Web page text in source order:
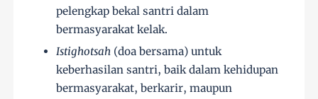
pelengkap bekal santri dalam
bermasyarakat kelak.
Istighotsah (doa bersama) untuk
keberhasilan santri, baik dalam kehidupan
bermasyarakat, berkarir, maupun